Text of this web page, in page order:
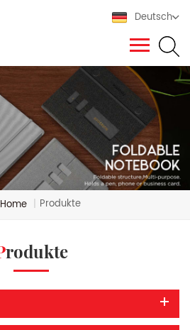
Deutsch
Home | Produkte
Produkte